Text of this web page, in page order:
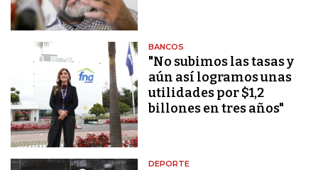
BANCOS
"No subimos las tasas y
aún así logramos unas
utilidades por $1,2
billones en tres años"
DEPORTE